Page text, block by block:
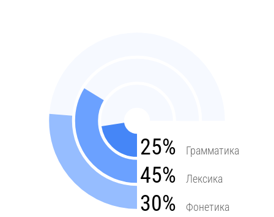
25% Грамматика
45% Лексика
30% Фонетика